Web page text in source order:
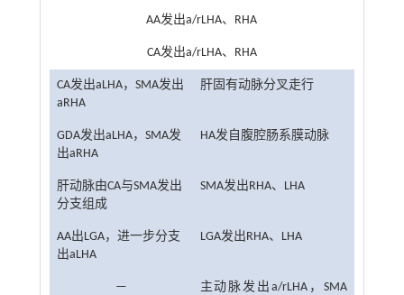
AA发出a/rLHA、RHA
CA发出a/rLHA、RHA
CA发出aLHA，SMA发出
aRHA
肝固有动脉分叉走行
GDA发出aLHA，SMA发
出aRHA
HA发自腹腔肠系膜动脉
肝动脉由CA与SMA发出
分支组成
SMA发出RHA、LHA
AA出LGA，进一步分支
出aLHA
LGA发出RHA、LHA
—
主动脉发出a/rLHA，SMA